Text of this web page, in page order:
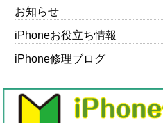
お知らせ
iPhoneお役立ち情報
iPhone修理ブログ